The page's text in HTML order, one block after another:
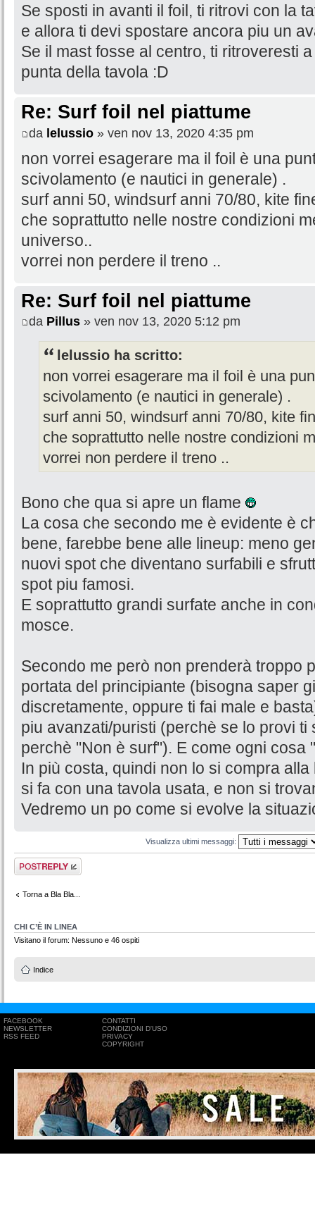
Se sposti in avanti il foil, ti ritrovi con la
e allora ti devi spostare ancora piu un
Se il mast fosse al centro, ti ritroveresti
punta della tavola :D
Re: Surf foil nel piattume
da lelussio » ven nov 13, 2020 4:35 pm
non vorrei esagerare ma il foil è una
scivolamento (e nautici in generale) .
surf anni 50, windsurf anni 70/80, kite
che soprattutto nelle nostre condizioni
universo..
vorrei non perdere il treno ..
Re: Surf foil nel piattume
da Pillus » ven nov 13, 2020 5:12 pm
lelussio ha scritto:
non vorrei esagerare ma il foil è una
scivolamento (e nautici in generale) .
surf anni 50, windsurf anni 70/80, kite
che soprattutto nelle nostre condizioni
vorrei non perdere il treno ..
Bono che qua si apre un flame
La cosa che secondo me è evidente è
bene, farebbe bene alle lineup: meno
nuovi spot che diventano surfabili e
spot piu famosi.
E soprattutto grandi surfate anche in
mosce.
Secondo me però non prenderà troppo
portata del principiante (bisogna saper
discretamente, oppure ti fai male e
piu avanzati/puristi (perchè se lo provi
perchè "Non è surf"). E come ogni cosa
In più costa, quindi non lo si compra
si fa con una tavola usata, e non si
Vedremo un po come si evolve la
Visualizza ultimi messaggi:
Rispondi al
messaggio
Torna a Bla Bla...
CHI C’È IN LINEA
Visitano il forum: Nessuno e 46 ospiti
Indice
FACEBOOK
NEWSLETTER
RSS FEED
CONTATTI
CONDIZIONI D'USO
PRIVACY
COPYRIGHT